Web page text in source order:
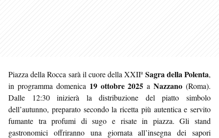
Piazza della Rocca sarà il cuore della XXIIªSagra della Polenta,
in programma domenica 19 ottobre 2025 aNazzano (Roma).
Dalle 12:30 inizierà la distribuzione del piatto simbolo
dell’autunno, preparato secondo la ricetta più autentica e servito
fumante tra profumi di sugo e risate in piazza. Gli stand
gastronomici offriranno una giornata all’insegna dei sapori